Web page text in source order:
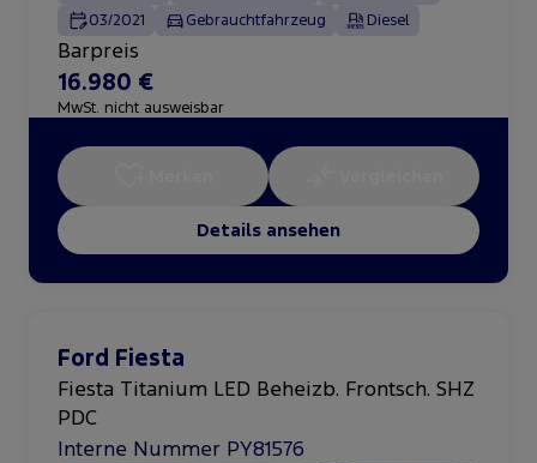
03/2021
Gebrauchtfahrzeug Diesel
Barpreis
16.980 €
MwSt. nicht ausweisbar
Details ansehen
Ford Fiesta
Fiesta Titanium LED Beheizb. Frontsch. SHZ
PDC
Interne Nummer PY81576